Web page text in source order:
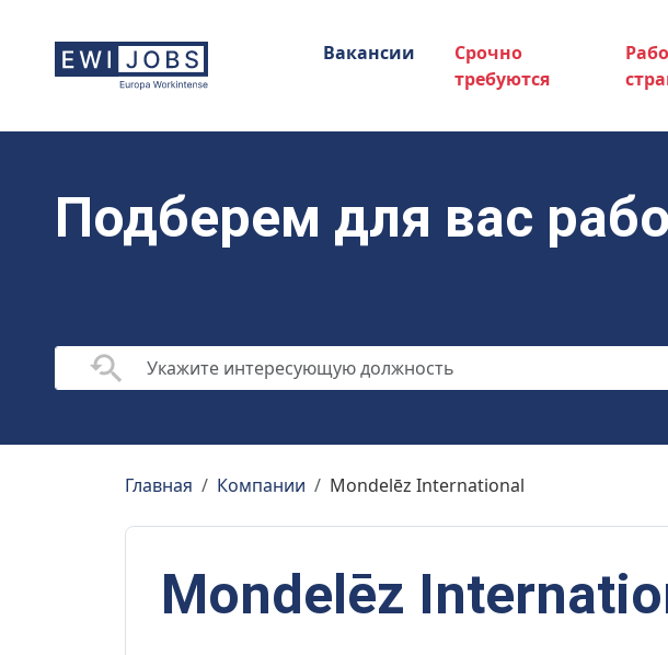
Вакансии
Срочно
требуются
Подберем для вас
Главная Компании Mondelēz International
Mondelēz